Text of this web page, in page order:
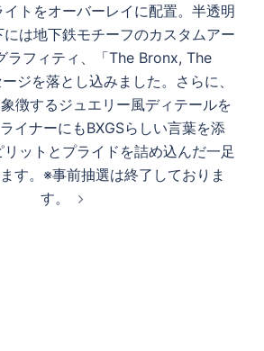
イトをオーバーレイに配置。半透明
は地下鉄モチーフのカスタムアー
ラフィティ、「The Bronx, The
ジを落とし込みました。さらに、
徴するジュエリー風ディテールを
イナーにもBXGSらしい言葉を添
リットとプライドを詰め込んだ一足
す。※事前抽選は終了しておりま
す。